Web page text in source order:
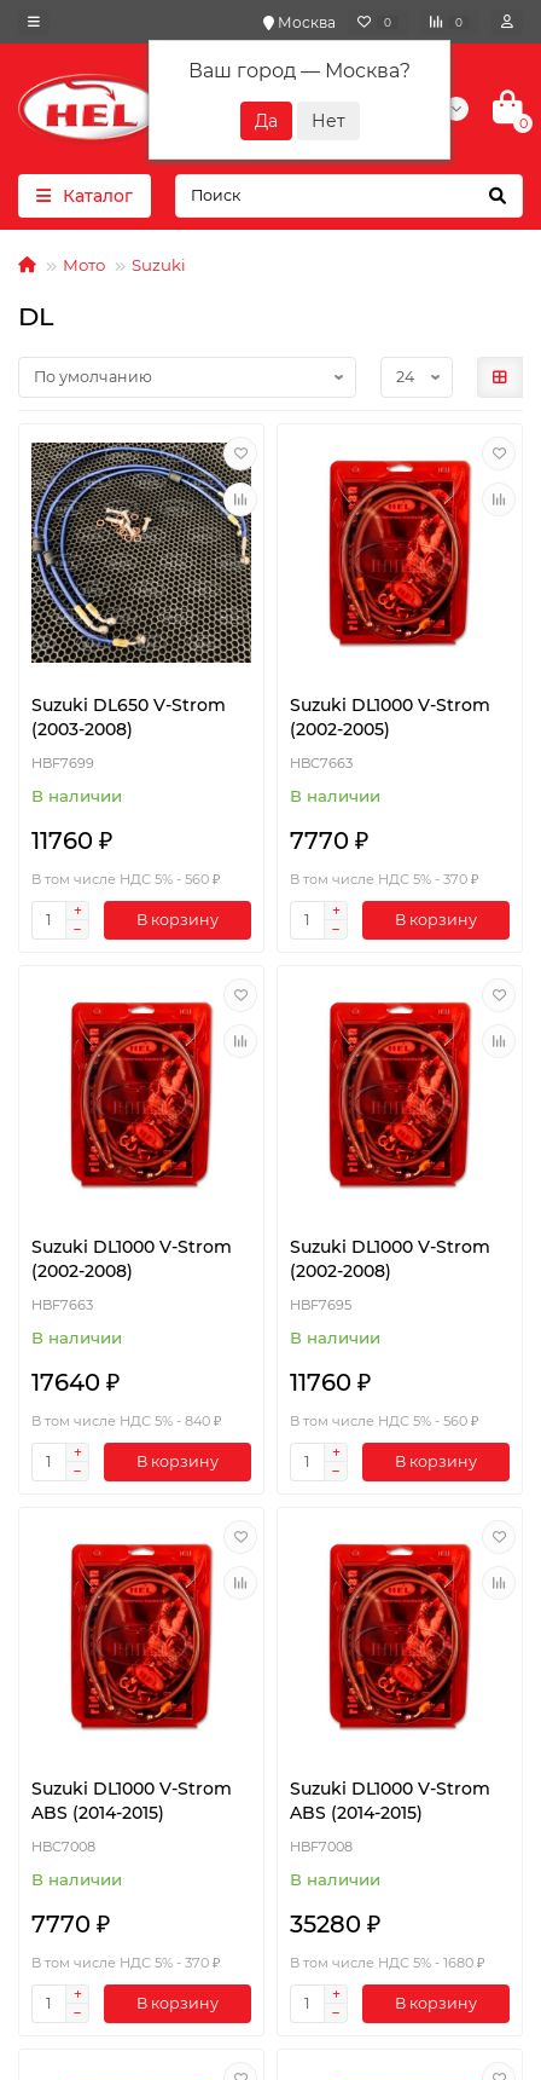
Москва
Ваш город — Москва?
0 0
+7(901) 417-10-01
0
Каталог
Мото Suzuki
DL
Suzuki DL650 V-Strom
(2003-2008)
HBF7699
В наличии
11760 ₽
В том числе НДС 5% - 560 ₽
В корзину
Suzuki DL1000 V-Strom
(2002-2005)
HBC7663
В наличии
7770 ₽
В том числе НДС 5% - 370 ₽
В корзину
Suzuki DL1000 V-Strom
(2002-2008)
HBF7663
В наличии
17640 ₽
В том числе НДС 5% - 840 ₽
В корзину
Suzuki DL1000 V-Strom
(2002-2008)
HBF7695
В наличии
11760 ₽
В том числе НДС 5% - 560 ₽
В корзину
Suzuki DL1000 V-Strom
ABS (2014-2015)
HBC7008
В наличии
7770 ₽
В том числе НДС 5% - 370 ₽
В корзину
Suzuki DL1000 V-Strom
ABS (2014-2015)
HBF7008
В наличии
35280 ₽
В том числе НДС 5% - 1680 ₽
В корзину